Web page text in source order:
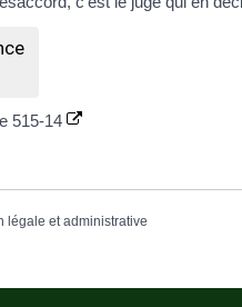
515-14
légale et administrative